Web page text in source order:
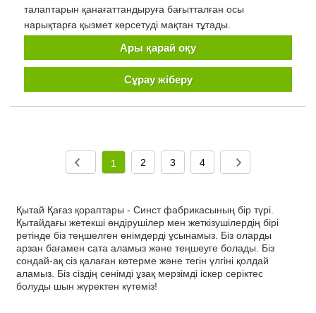
талаптарын қанағаттандыруға бағытталған осы
нарықтарға қызмет көрсетуді мақтан тұтады.
Ары қарай оқу
Сұрау жіберу
1 2 3 4
Қытай Қағаз қораптары - Синст фабрикасының бір түрі.
Қытайдағы жетекші өндірушілер мен жеткізушілердің бірі
ретінде біз теңшелген өнімдерді ұсынамыз. Біз оларды
арзан бағамен сата аламыз және теңшеуге болады. Біз
сондай-ақ сіз қалаған көтерме және тегін үлгіні қолдай
аламыз. Біз сіздің сенімді ұзақ мерзімді іскер серіктес
болуды шын жүректен күтеміз!